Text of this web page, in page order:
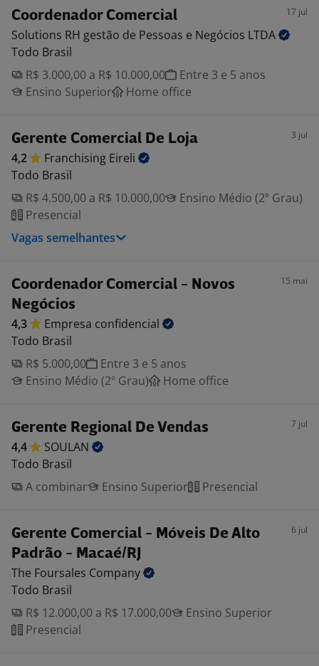
Coordenador Comercial 17 jul
Solutions RH gestão de Pessoas e Negócios LTDA
Todo Brasil
R$ 3.000,00 a R$ 10.000,00
Entre 3 e 5 anos
Ensino Superior
Home office
Gerente Comercial De Loja 3 jul
4,2 Franchising Eireli
Todo Brasil
R$ 4.500,00 a R$ 10.000,00
Ensino Médio (2º Grau)
Presencial
Vagas semelhantes
Coordenador Comercial - Novos
Negócios
15 mai
4,3 Empresa confidencial
Todo Brasil
R$ 5.000,00
Entre 3 e 5 anos
Ensino Médio (2º Grau)
Home office
Gerente Regional De Vendas 7 jul
4,4
SOULAN
Todo Brasil
A combinar
Ensino Superior Presencial
Gerente Comercial - Móveis De Alto
Padrão - Macaé/RJ
6 jul
The Foursales Company
Todo Brasil
R$ 12.000,00 a R$ 17.000,00
Ensino Superior
Presencial